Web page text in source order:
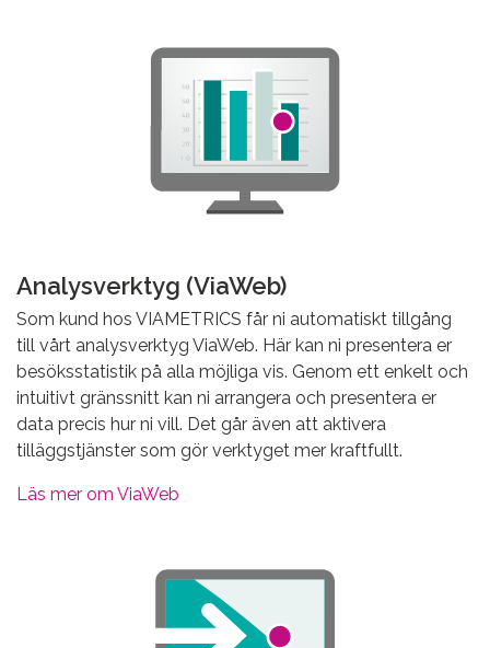
Analysverktyg (ViaWeb)
Som kund hos VIAMETRICS får ni automatiskt tillgång
till vårt analysverktyg ViaWeb. Här kan ni presentera er
besöksstatistik på alla möjliga vis. Genom ett enkelt och
intuitivt gränssnitt kan ni arrangera och presentera er
data precis hur ni vill. Det går även att aktivera
tilläggstjänster som gör verktyget mer kraftfullt.
Läs mer om ViaWeb